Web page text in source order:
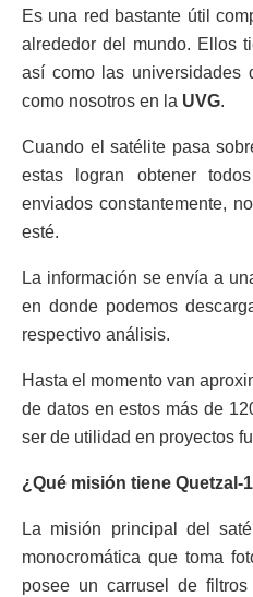
Es una red bastante útil
alrededor del mundo. Ellos
así como las universidades
como nosotros en la UVG.
Cuando el satélite pasa
estas logran obtener
enviados constantemente,
esté.
La información se envía a
en donde podemos
respectivo análisis.
Hasta el momento van
de datos en estos más de
ser de utilidad en proyectos
¿Qué misión tiene Quetzal-
La misión principal del
monocromática que toma
posee un carrusel de